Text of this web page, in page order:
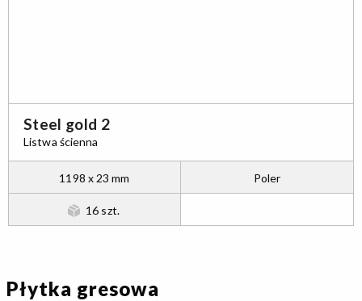
Steel gold 2
Listwa ścienna
1198 x 23 mm Poler
16 szt.
Płytka gresowa